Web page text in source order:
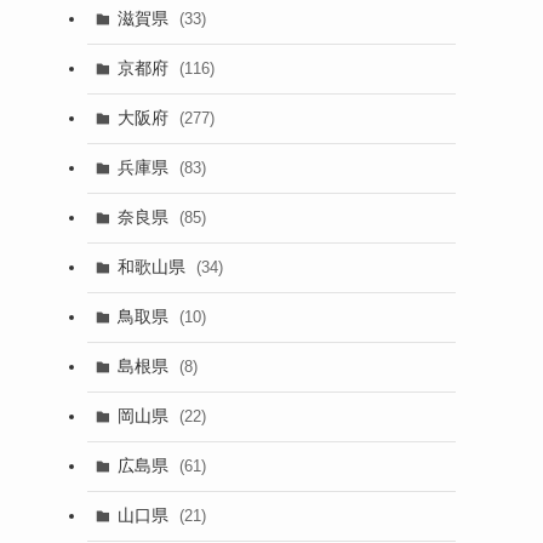
滋賀県 (33)
京都府 (116)
大阪府 (277)
兵庫県 (83)
奈良県 (85)
和歌山県 (34)
鳥取県 (10)
島根県 (8)
岡山県 (22)
広島県 (61)
山口県 (21)